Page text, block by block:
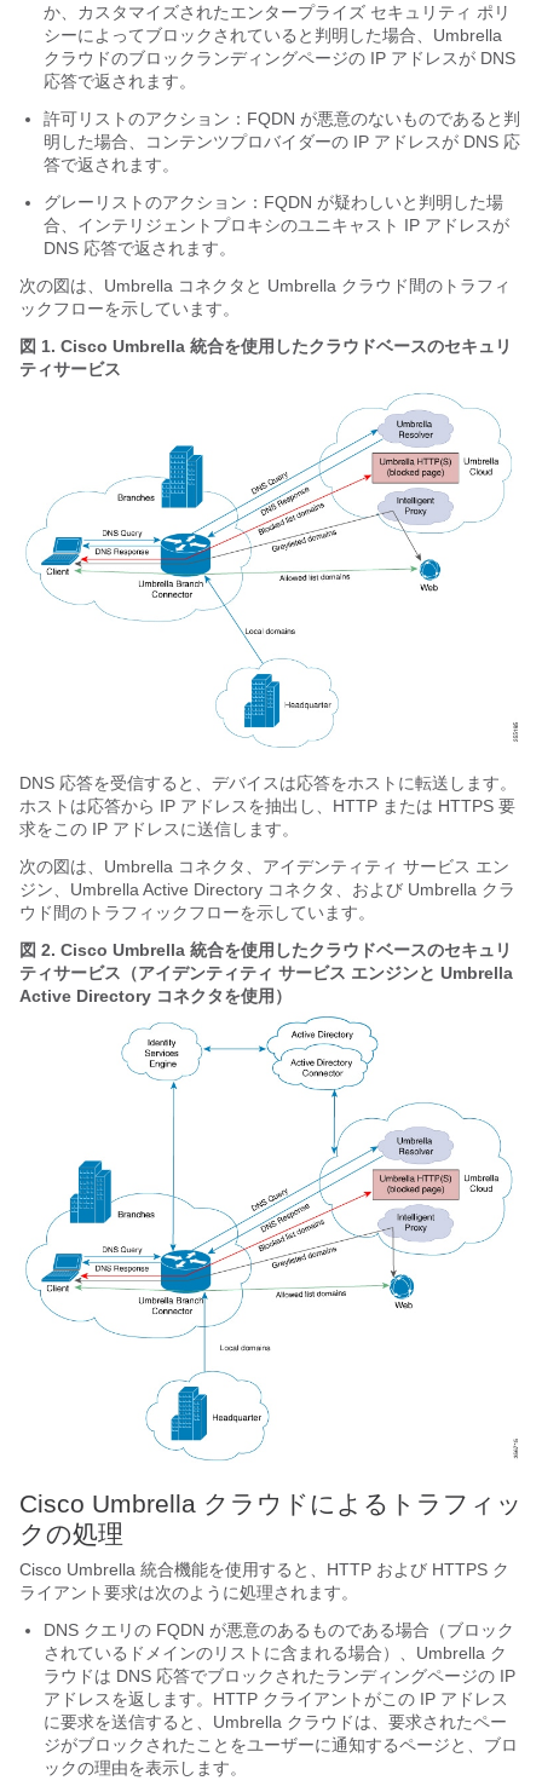
か、カスタマイズされたエンタープライズ セキュリティ ポリ
シーによってブロックされていると判明した場合、Umbrella
クラウドのブロックランディングページの IP アドレスが DNS
応答で返されます。
許可リストのアクション：FQDN が悪意のないものであると判
明した場合、コンテンツプロバイダーの IP アドレスが DNS 応
答で返されます。
グレーリストのアクション：FQDN が疑わしいと判明した場
合、インテリジェントプロキシのユニキャスト IP アドレスが
DNS 応答で返されます。
次の図は、Umbrella コネクタと Umbrella クラウド間のトラフィ
ックフローを示しています。
図 1. Cisco Umbrella 統合を使用したクラウドベースのセキュリ
ティサービス
DNS 応答を受信すると、デバイスは応答をホストに転送します。
ホストは応答から IP アドレスを抽出し、HTTP または HTTPS 要
求をこの IP アドレスに送信します。
次の図は、Umbrella コネクタ、アイデンティティ サービス エン
ジン、Umbrella Active Directory コネクタ、および Umbrella クラ
ウド間のトラフィックフローを示しています。
図 2. Cisco Umbrella 統合を使用したクラウドベースのセキュリ
ティサービス（アイデンティティ サービス エンジンと Umbrella
Active Directory コネクタを使用）
Cisco Umbrella クラウドによるトラフィッ
クの処理
Cisco Umbrella 統合機能を使用すると、HTTP および HTTPS ク
ライアント要求は次のように処理されます。
DNS クエリの FQDN が悪意のあるものである場合（ブロック
されているドメインのリストに含まれる場合）、Umbrella ク
ラウドは DNS 応答でブロックされたランディングページの IP
アドレスを返します。HTTP クライアントがこの IP アドレス
に要求を送信すると、Umbrella クラウドは、要求されたペー
ジがブロックされたことをユーザーに通知するページと、ブロ
ックの理由を表示します。